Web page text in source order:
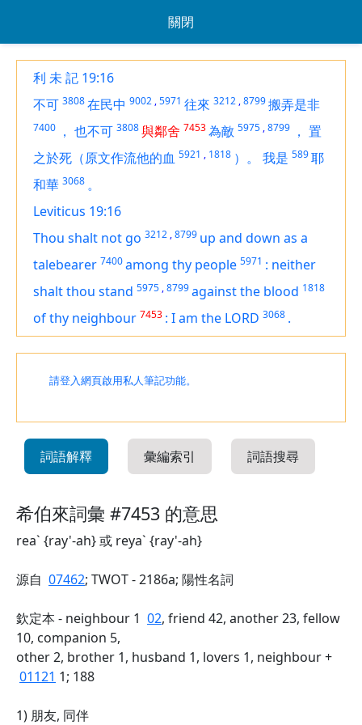
關閉
利 未 記 19:16
不可 3808在民中 9002 ,5971 往來 3212 ,8799搬弄是非
7400 ， 也不可 3808與鄰舍 7453為敵 5975 ,8799 ， 置
之於死（原文作流他的血 5921 , 1818 ）。 我是 589耶
和華 3068 。
Leviticus 19:16
Thou shalt not go 3212 ,8799 up and down as a
talebearer 7400among thy people 5971 : neither
shalt thou stand 5975 ,8799against the blood 1818
of thy neighbour 7453 : Iam the LORD 3068 .
請登入網頁啟用私人筆記功能。
詞語解釋 彙編索引 詞語搜尋
希伯來詞彙 #7453 的意思
rea` {ray'-ah} 或 reya` {ray'-ah}
源自 07462; TWOT - 2186a; 陽性名詞
欽定本 - neighbour 1 02, friend 42, another 23, fellow
10, companion 5,
other 2, brother 1, husband 1, lovers 1, neighbour +
01121 1; 188
1) 朋友, 同伴